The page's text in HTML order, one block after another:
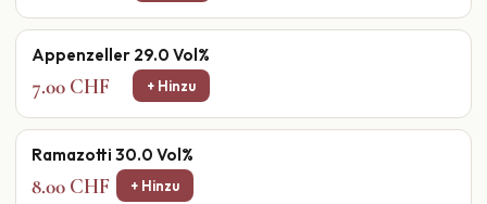
Appenzeller 29.0 Vol%
7.00 CHF + Hinzu
Ramazotti 30.0 Vol%
8.00 CHF + Hinzu